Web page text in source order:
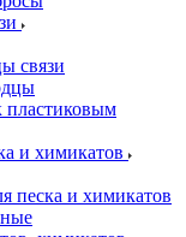
связи
и химикатов
песка и химикатов